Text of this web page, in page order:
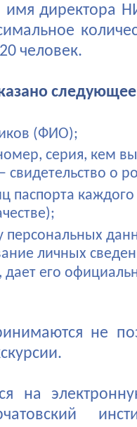
имя директора
человек.
(ФИО);
серия, кем
свидетельство о
паспорта
персональных
личных
дает его
не
на